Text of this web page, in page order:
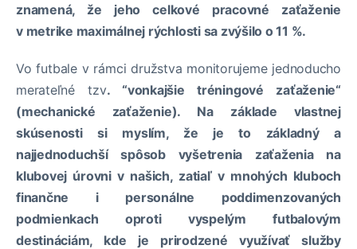
znamená, že jeho celkové pracovné zaťaženie
v metrike maximálnej rýchlosti sa zvýšilo o 11 %.
Vo futbale v rámci družstva monitorujeme jednoducho
merateľné tzv. “vonkajšie tréningové zaťaženie“
(mechanické zaťaženie). Na základe vlastnej
skúsenosti si myslím, že je to základný a
najjednoduchší spôsob vyšetrenia zaťaženia na
klubovej úrovni v našich, zatiaľ v mnohých kluboch
finančne i personálne poddimenzovaných
podmienkach oproti vyspelým futbalovým
destináciám, kde je prirodzené využívať služby